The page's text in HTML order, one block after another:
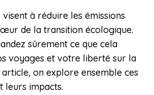
à réduire les émissions
de la transition écologique.
sûrement ce que cela
voyages et votre liberté sur la
on explore ensemble ces
leurs impacts.